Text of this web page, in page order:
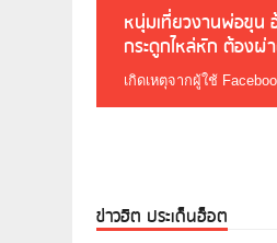
หนุ่มเที่ยวงานพ่อขุน
กระดูกไหล่หัก ต้องผ่
เกิดเหตุจากผู้ใช้
ข่าวฮิต ประเด็นฮ็อต